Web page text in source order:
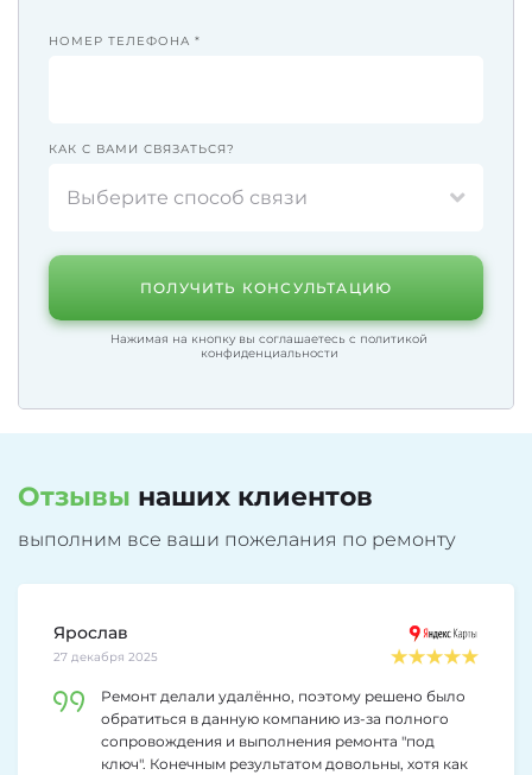
НОМЕР ТЕЛЕФОНА *
КАК С ВАМИ СВЯЗАТЬСЯ?
Выберите способ связи
ПОЛУЧИТЬ КОНСУЛЬТАЦИЮ
Нажимая на кнопку вы соглашаетесь с политикой
конфиденциальности
Отзывы наших клиентов
выполним все ваши пожелания по ремонту
Ярослав
27 декабря 2025
Ремонт делали удалённо, поэтому решено было
обратиться в данную компанию из-за полного
сопровождения и выполнения ремонта "под
ключ". Конечным результатом довольны, хотя как